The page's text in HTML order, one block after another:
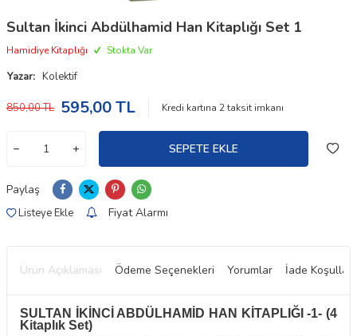
Sultan İkinci Abdülhamid Han Kitaplığı Set 1
Hamidiye Kitaplığı Stokta Var
Yazar: Kolektif
850,00TL 595,00TL Kredi kartına 2taksit imkanı
SEPETE EKLE
Paylaş
Listeye Ekle Fiyat Alarmı
Ürün Açıklaması Ödeme Seçenekleri Yorumlar İade Koşulları
SULTAN İKİNCİ ABDÜLHAMİD HAN KİTAPLIĞI -1- (4
Kitaplık Set)